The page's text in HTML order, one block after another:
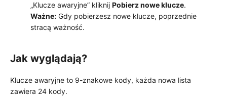
„Klucze awaryjne” kliknij Pobierz nowe klucze.
Ważne: Gdy pobierzesz nowe klucze, poprzednie
stracą ważność.
Jak wyglądają?
Klucze awaryjne to 9-znakowe kody, każda nowa lista
zawiera 24 kody.